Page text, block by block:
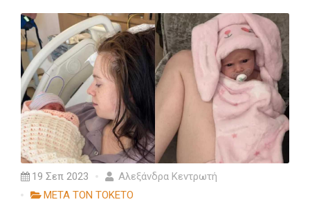
19 Σεπ 2023
Αλεξάνδρα Κεντρωτή
ΜΕΤΑ ΤΟΝ ΤΟΚΕΤΟ